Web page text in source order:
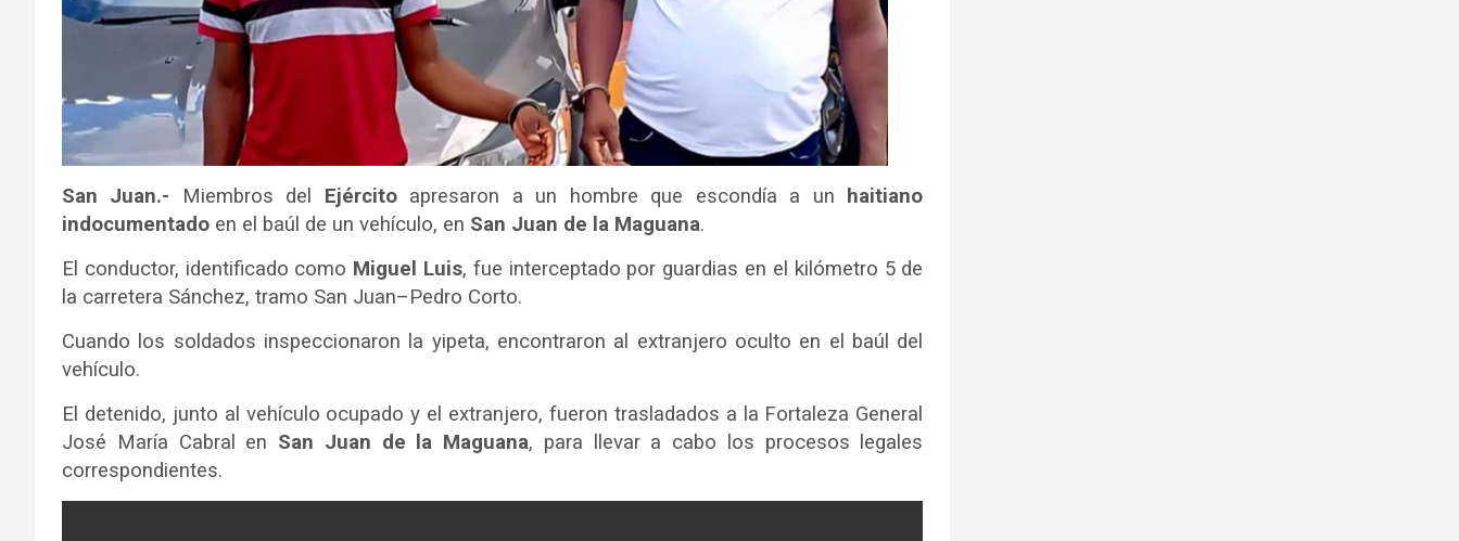
San Juan.- Miembros del Ejércitoapresaron a un hombre que escondía a un
haitiano
indocumentado en el baúl de un vehículo, en San Juan de la Maguana.
El conductor, identificado como Miguel Luis, fue interceptado por guardias en el kilómetro 5 de
la carretera Sánchez, tramo San Juan–Pedro Corto.
Cuando los soldados inspeccionaron la yipeta, encontraron al extranjero oculto en el baúl del
vehículo.
El detenido, junto al vehículo ocupado y el extranjero, fueron trasladados a la Fortaleza General
José María Cabral en San Juan de la Maguana, para llevar a cabo los procesos legales
correspondientes.